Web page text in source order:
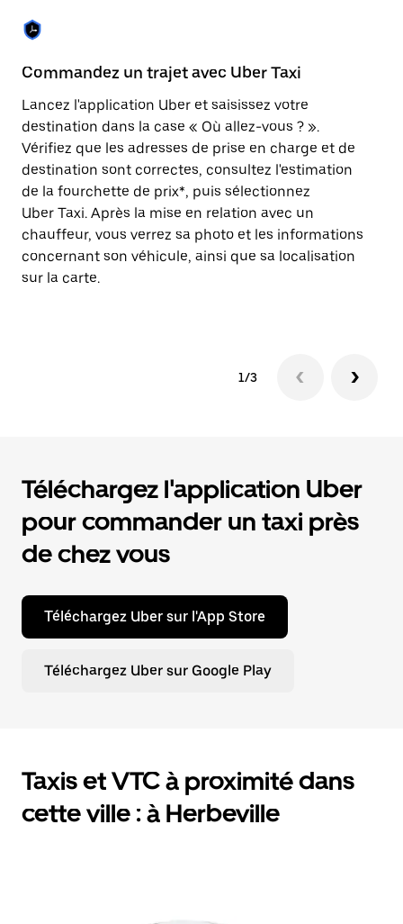
pour
fermer
calendrier.
Commandez un trajet avec Uber Taxi
Lancez l'application Uber et saisissez votre
destination dans la case « Où allez-vous ? ».
Vérifiez que les adresses de prise en charge et de
destination sont correctes, consultez l'estimation
de la fourchette de prix*, puis sélectionnez
Uber Taxi. Après la mise en relation avec un
chauffeur, vous verrez sa photo et les informations
concernant son véhicule, ainsi que sa localisation
sur la carte.
1/3
Téléchargez l'application Uber
pour commander un taxi près
de chez vous
Téléchargez Uber sur l'App Store
Téléchargez Uber sur Google Play
Taxis et VTC à proximité dans
cette ville : à Herbeville